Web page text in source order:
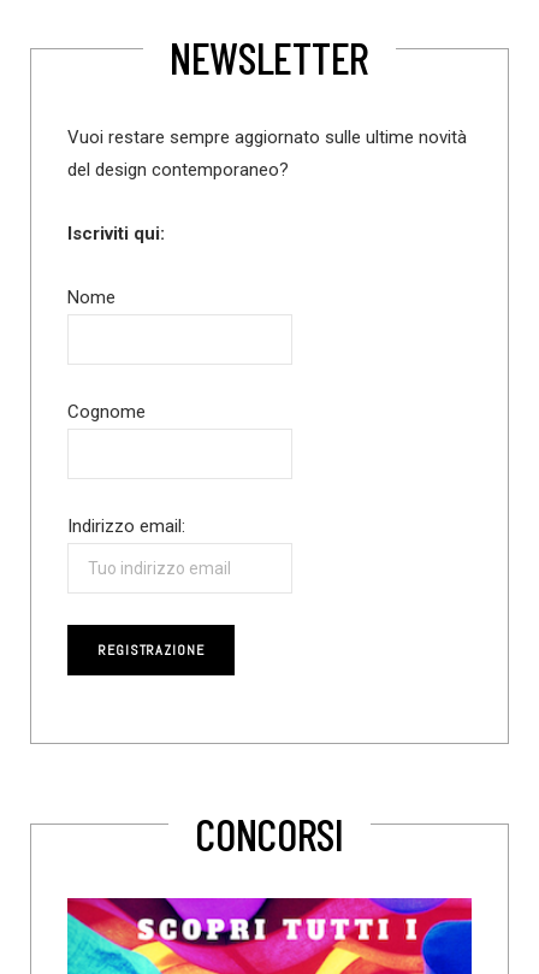
NEWSLETTER
Vuoi restare sempre aggiornato sulle ultime novità
del design contemporaneo?
Iscriviti qui:
Nome
Cognome
Indirizzo email:
CONCORSI